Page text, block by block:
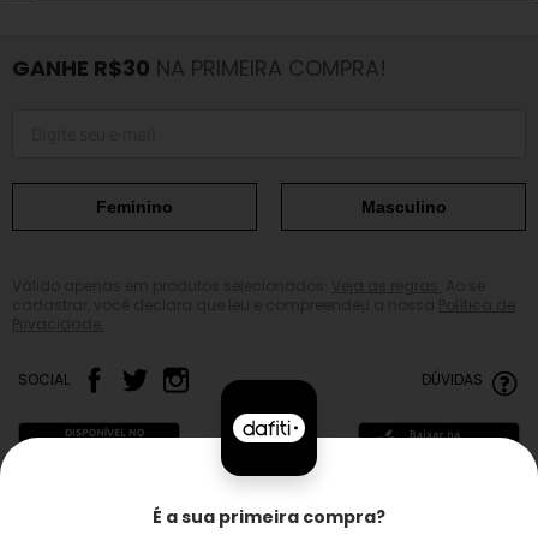
GANHE R$30 NA PRIMEIRA COMPRA!
Feminino Masculino
SOCIAL DÚVIDAS
É a sua primeira compra?